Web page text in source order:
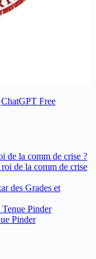
ChatGPT Free
de la comm de crise ?
de la comm de crise
des Grades et
Pinder
Pinder